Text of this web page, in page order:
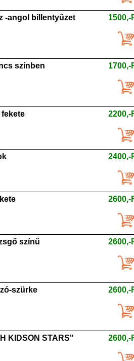
-angol billentyűzet 1500,-
színben 1700,-
fekete 2200,-
2400,-
2600,-
színű 2600,-
szürke 2600,-
KIDSON STARS" 2600,-